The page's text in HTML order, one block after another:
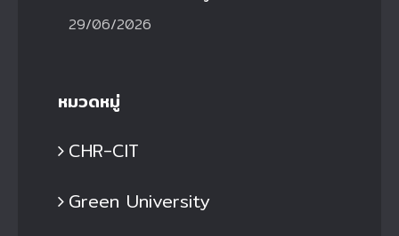
29/06/2026
หมวดหมู่
CHR-CIT
Green University